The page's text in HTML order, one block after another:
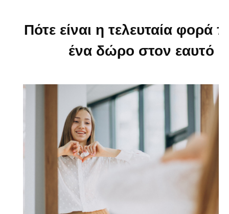
Πότε είναι η τελευταία φορά
ένα δώρο στον εαυτό